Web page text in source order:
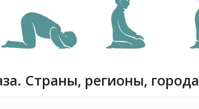
Страны, регионы, города